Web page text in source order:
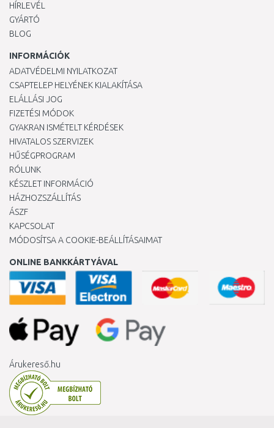
HÍRLEVÉL
GYÁRTÓ
BLOG
INFORMÁCIÓK
ADATVÉDELMI NYILATKOZAT
CSAPTELEP HELYÉNEK KIALAKÍTÁSA
ELÁLLÁSI JOG
FIZETÉSI MÓDOK
GYAKRAN ISMÉTELT KÉRDÉSEK
HIVATALOS SZERVIZEK
HŰSÉGPROGRAM
RÓLUNK
KÉSZLET INFORMÁCIÓ
HÁZHOZSZÁLLÍTÁS
ÁSZF
KAPCSOLAT
MÓDOSÍTSA A COOKIE-BEÁLLÍTÁSAIMAT
ONLINE BANKKÁRTYÁVAL
Árukereső.hu